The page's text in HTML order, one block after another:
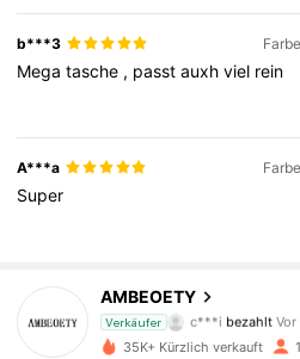
b***3
Megatasche , passtauxhviel rein
A***a
Super
AMBEOETY
Verkäufer
4,87
c***i bezahlt Vor
35K+ Kürzlich verkauft